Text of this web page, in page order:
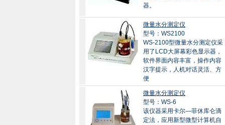
器。
微量水分测定仪
型号：WS2100
WS-2100型微量水分测定仪采
用了LCD大屏幕彩色显示器，
软件界面内容丰富，操作内容
汉字提示，人机对话灵活、方
便
微量水分测定仪
型号：WS-6
该仪器采用卡尔—菲休库仑滴
定法，应用新型微型计算机自